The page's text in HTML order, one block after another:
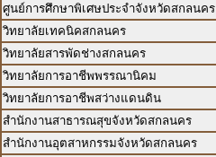
ศูนย์การศึกษาพิเศษประจำจังหวัดสกลนคร
วิทยาลัยเทคนิคสกลนคร
วิทยาลัยสารพัดช่างสกลนคร
วิทยาลัยการอาชีพพรรณานิคม
วิทยาลัยการอาชีพสว่างแดนดิน
สำนักงานสาธารณสุขจังหวัดสกลนคร
สำนักงานอุตสาหกรรมจังหวัดสกลนคร